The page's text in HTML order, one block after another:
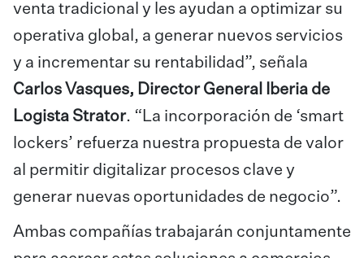
venta tradicional y les ayudan a optimizar su
operativa global, a generar nuevos servicios
y a incrementar su rentabilidad”, señala
Carlos Vasques, Director General Iberia de
Logista Strator. “La incorporación de ‘smart
lockers’ refuerza nuestra propuesta de valor
al permitir digitalizar procesos clave y
generar nuevas oportunidades de negocio”.
Ambas compañías trabajarán conjuntamente